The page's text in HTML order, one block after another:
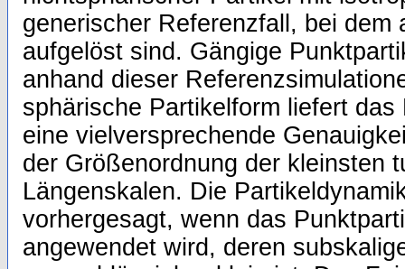
generischer Referenzfall, bei dem
aufgelöst sind. Gängige
anhand dieser
sphärische Partikelform liefert das
eine vielversprechende
der Größenordnung der kleinsten
Längenskalen. Die
vorhergesagt, wenn das
angewendet wird, deren